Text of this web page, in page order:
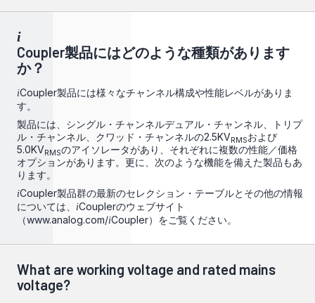
i
Coupler製品にはどのような種類があります
か？
iCoupler製品には様々なチャンネル構成や性能レベルがありま
す。
製品には、 シングル ・チャンネルデュアル ・チャンネル、
トリプ
ル ・チャンネル、 クワッド ・チャンネルの2.5KVRMSおよび
5.0KVRMSのアイソレータがあり、それぞれに複数の性能／価格
オプションがあります。更に、次のような機能を備えた製品もあ
ります。
iCoupler製品群の最新のセレクション・テーブルとその他の情報
については、 iCouplerのウェブサイト
（www.analog.com/iCoupler）をご覧ください。
What are working voltage and rated mains
voltage?